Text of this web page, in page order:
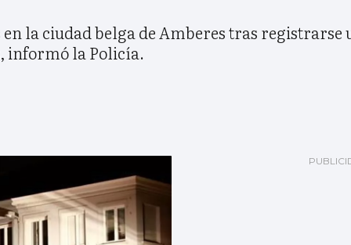
la ciudad belga de Amberes tras registrarse
informó la Policía.